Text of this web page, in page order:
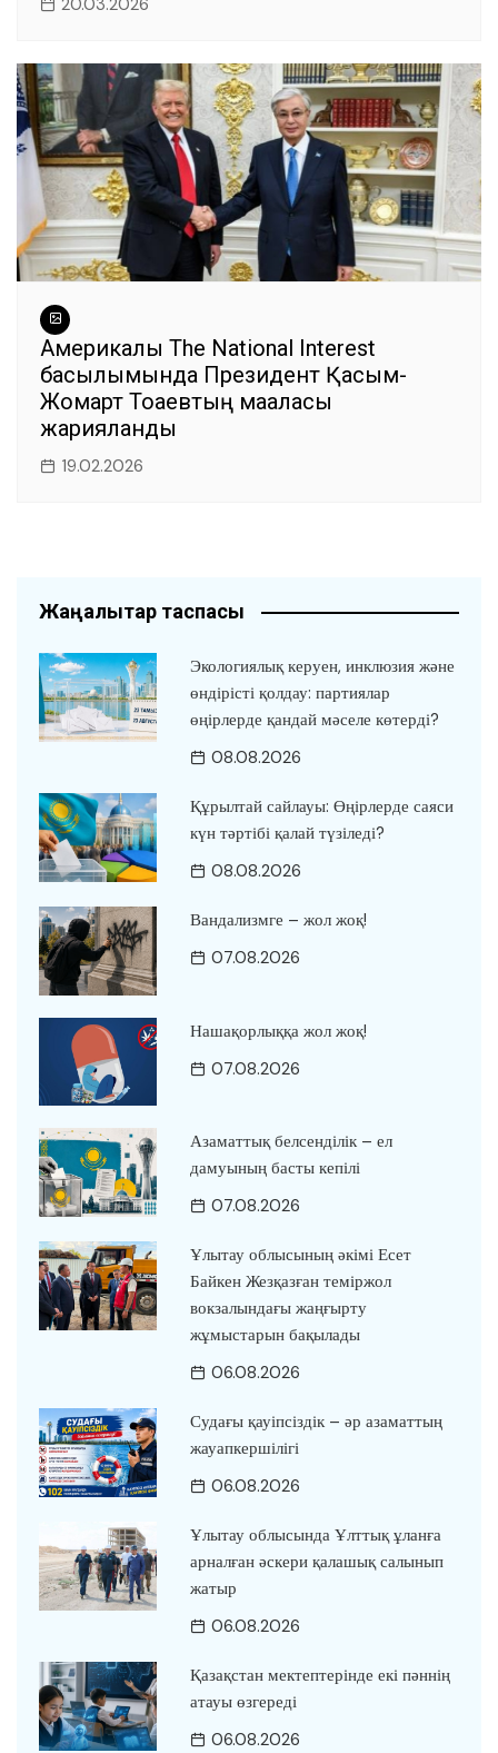
20.03.2026
Америкалық The National Interest
басылымында Президент Қасым-
Жомарт Тоқаевтың мақаласы
жарияланды
19.02.2026
Жаңалықтар таспасы
Экологиялық керуен, инклюзия және
өндірісті қолдау: партиялар
өңірлерде қандай мәселе көтерді?
08.08.2026
Құрылтай сайлауы: Өңірлерде саяси
күн тәртібі қалай түзіледі?
08.08.2026
Вандализмге – жол жоқ!
07.08.2026
Нашақорлыққа жол жоқ!
07.08.2026
Азаматтық белсенділік – ел
дамуының басты кепілі
07.08.2026
Ұлытау облысының әкімі Есет
Байкен Жезқазған теміржол
вокзалындағы жаңғырту
жұмыстарын бақылады
06.08.2026
Судағы қауіпсіздік – әр азаматтың
жауапкершілігі
06.08.2026
Ұлытау облысында Ұлттық ұланға
арналған әскери қалашық салынып
жатыр
06.08.2026
Қазақстан мектептерінде екі пәннің
атауы өзгереді
06.08.2026